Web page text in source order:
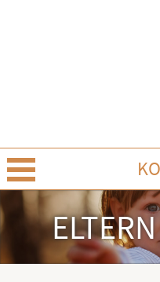
Über Uns
Leistungen